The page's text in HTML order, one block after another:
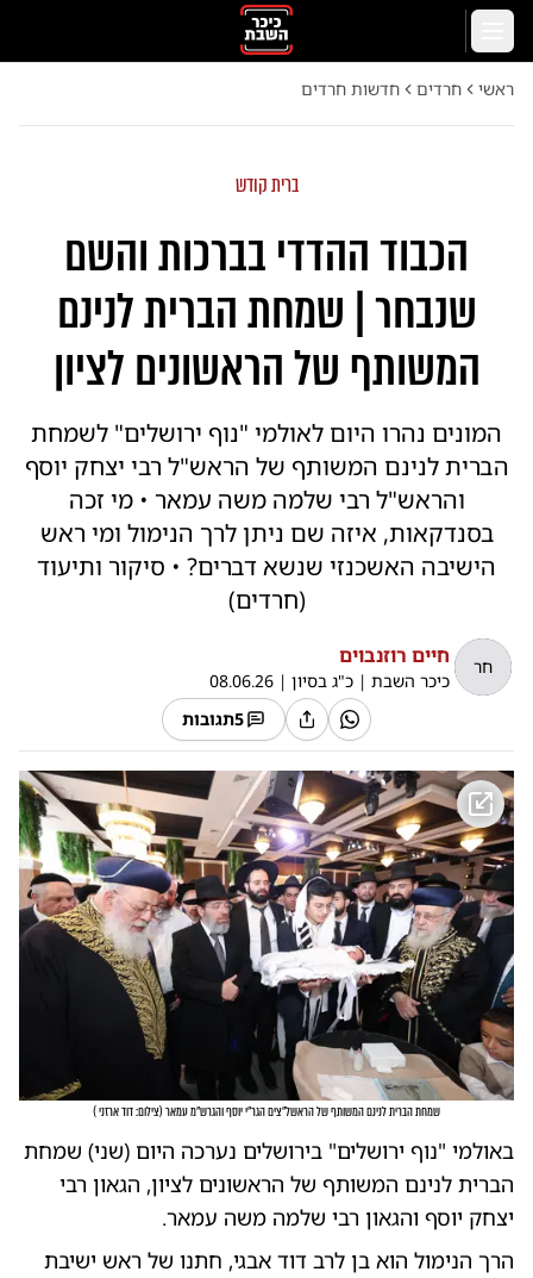
דלג לתוכן הראשי
ראשי חרדים חדשות חרדים
ברית קודש
הכבוד ההדדי בברכות והשם
שנבחר | שמחת הברית לנינם
המשותף של הראשונים לציון
המונים נהרו היום לאולמי "נוף ירושלים" לשמחת
הברית לנינם המשותף של הראש"ל רבי יצחק יוסף
והראש"ל רבי שלמה משה עמאר • מי זכה
בסנדקאות, איזה שם ניתן לרך הנימול ומי ראש
הישיבה האשכנזי שנשא דברים? • סיקור ותיעוד
(חרדים)
חר חיים רוזנבוים
כיכר השבת | כ"ג בסיון |
08.06.26
5תגובות
שמחת הברית לנינם המשותף של הראשל"צים הגר"י יוסף והגרש"מ עמאר (צילום: דוד ארזני)
באולמי "נוף ירושלים" בירושלים נערכה היום (שני) שמחת
הברית לנינם המשותף של הראשונים לציון, הגאון רבי
יצחק יוסף והגאון רבי שלמה משה עמאר.
הרך הנימול הוא בן לרב דוד אבגי, חתנו של ראש ישיבת